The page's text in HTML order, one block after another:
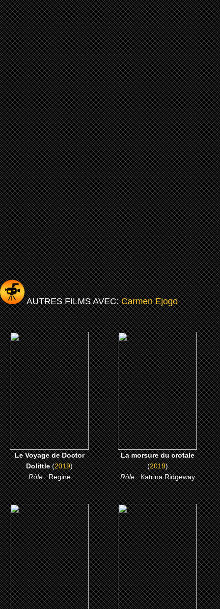
AUTRES FILMS AVEC:Carmen Ejogo
(2019)
Le Voyage de Doctor
Dolittle
CLICK ME
Le Voyage de Doctor
Dolittle(2019)
Rôle::Regine
(2019)
La morsure du crotale
CLICK ME
La morsure du crotale
(2019)
Rôle::Katrina Ridgeway
(2016)
Les animaux fantastiques
CLICK ME
(2015)
Selma
CLICK ME